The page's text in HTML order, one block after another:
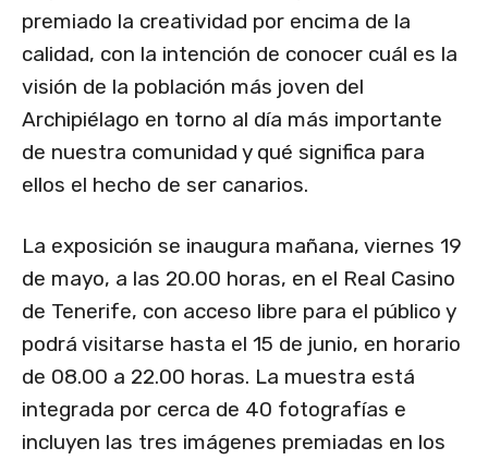
premiado la creatividad por encima de la
calidad, con la intención de conocer cuál es la
visión de la población más joven del
Archipiélago en torno al día más importante
de nuestra comunidad y qué significa para
ellos el hecho de ser canarios.
La exposición se inaugura mañana, viernes 19
de mayo, a las 20.00 horas, en el Real Casino
de Tenerife, con acceso libre para el público y
podrá visitarse hasta el 15 de junio, en horario
de 08.00 a 22.00 horas. La muestra está
integrada por cerca de 40 fotografías e
incluyen las tres imágenes premiadas en los